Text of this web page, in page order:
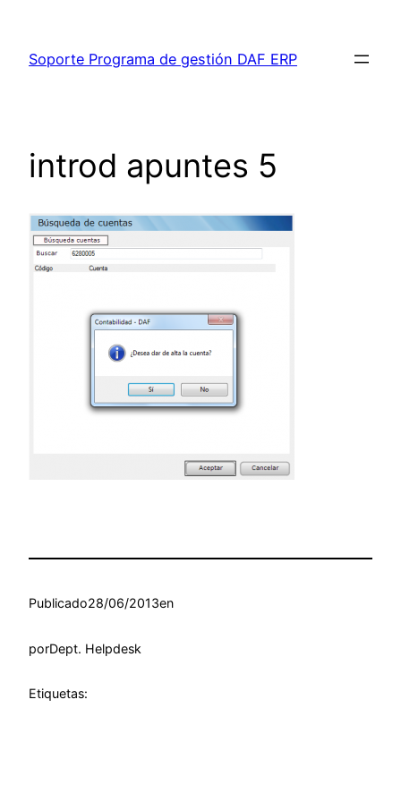
contenido
Soporte Programa de gestión DAF ERP
introd apuntes 5
Publicado28/06/2013en
porDept. Helpdesk
Etiquetas: